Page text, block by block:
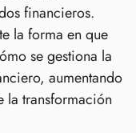
financieros.
la forma en que
se gestiona la
aumentando
la transformación